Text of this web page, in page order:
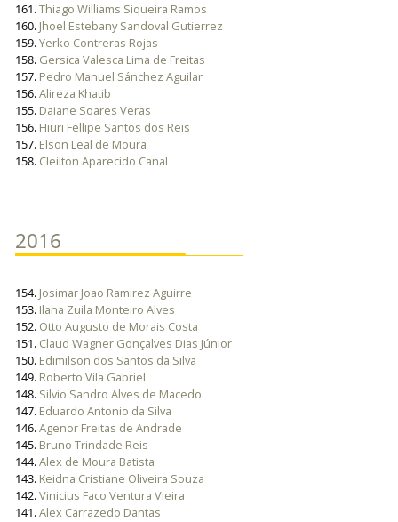
161.Thiago Williams Siqueira Ramos
160. Jhoel Estebany Sandoval Gutierrez
159.Yerko Contreras Rojas
158. Gersica Valesca Lima de Freitas
157. Pedro Manuel Sánchez Aguilar
156.Alireza Khatib
155. Daiane Soares Veras
156. Hiuri Fellipe Santos dos Reis
157. Elson Leal de Moura
158. Cleilton Aparecido Canal
2016
154. Josimar Joao Ramirez Aguirre
153. Ilana Zuila Monteiro Alves
152. Otto Augusto de Morais Costa
151. Claud Wagner Gonçalves Dias Júnior
150. Edimilson dos Santos da Silva
149. Roberto Vila Gabriel
148. Silvio Sandro Alves de Macedo
147. Eduardo Antonio da Silva
146.Agenor Freitas de Andrade
145. Bruno Trindade Reis
144.Alex de Moura Batista
143. Keidna Cristiane Oliveira Souza
142.Vinicius Faco Ventura Vieira
141.Alex Carrazedo Dantas